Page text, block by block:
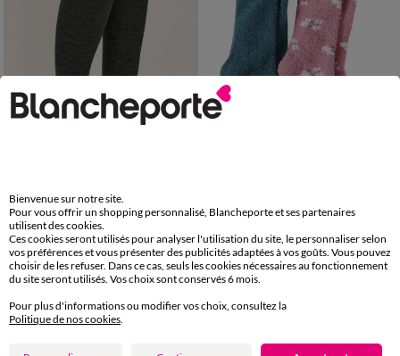
36/38 39/42
Mi-bas jambes sensibles - lot de 2 paires
21,98 € * les 2
35/38 39/42
Chaussettes esprit chaussons picots antidérapants - lot de 2 paires
17,98 € * les 2
Bienvenue sur notre site.
Pour vous offrir un shopping personnalisé, Blancheporte et ses partenaires
utilisent des cookies.
Ces cookies seront utilisés pour analyser l'utilisation du site, le personnaliser selon
vos préférences et vous présenter des publicités adaptées à vos goûts. Vous pouvez
choisir de les refuser. Dans ce cas, seuls les cookies nécessaires au fonctionnement
du site seront utilisés. Vos choix sont conservés 6 mois.
Pour plus d'informations ou modifier vos choix, consultez la
Politique de nos cookies.